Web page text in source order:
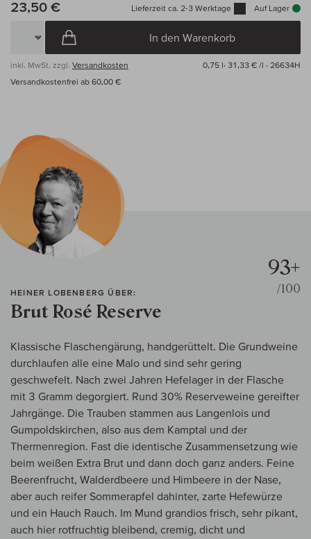
23,50 € Lieferzeit ca. 2-3 Werktage Auf Lager
In den Warenkorb
inkl. MwSt, zzgl. Versandkosten 0,75 l· 31,33 € /l · 26634H
Versandkostenfrei ab 60,00 €
HEINER LOBENBERG ÜBER:
Brut Rosé Reserve
93+
/100
Klassische Flaschengärung, handgerüttelt. Die Grundweine
durchlaufen alle eine Malo und sind sehr gering
geschwefelt. Nach zwei Jahren Hefelager in der Flasche
mit 3 Gramm degorgiert. Rund 30% Reserveweine gereifter
Jahrgänge. Die Trauben stammen aus Langenlois und
Gumpoldskirchen, also aus dem Kamptal und der
Thermenregion. Fast die identische Zusammensetzung wie
beim weißen Extra Brut und dann doch ganz anders. Feine
Beerenfrucht, Walderdbeere und Himbeere in der Nase,
aber auch reifer Sommerapfel dahinter, zarte Hefewürze
und ein Hauch Rauch. Im Mund grandios frisch, sehr pikant,
auch hier rotfruchtig bleibend, cremig, dicht und